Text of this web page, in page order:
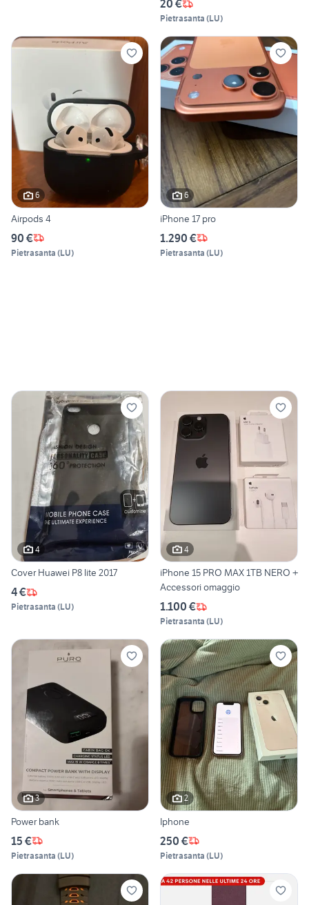
20 €
Pietrasanta (LU)
6
Airpods 4
90 €
Pietrasanta (LU)
6
iPhone 17 pro
1.290 €
Pietrasanta (LU)
4
Cover Huawei P8 lite 2017
4 €
Pietrasanta (LU)
4
iPhone 15 PRO MAX 1TB NERO +
Accessori omaggio
1.100 €
Pietrasanta (LU)
3
Power bank
15 €
Pietrasanta (LU)
2
Iphone
250 €
Pietrasanta (LU)